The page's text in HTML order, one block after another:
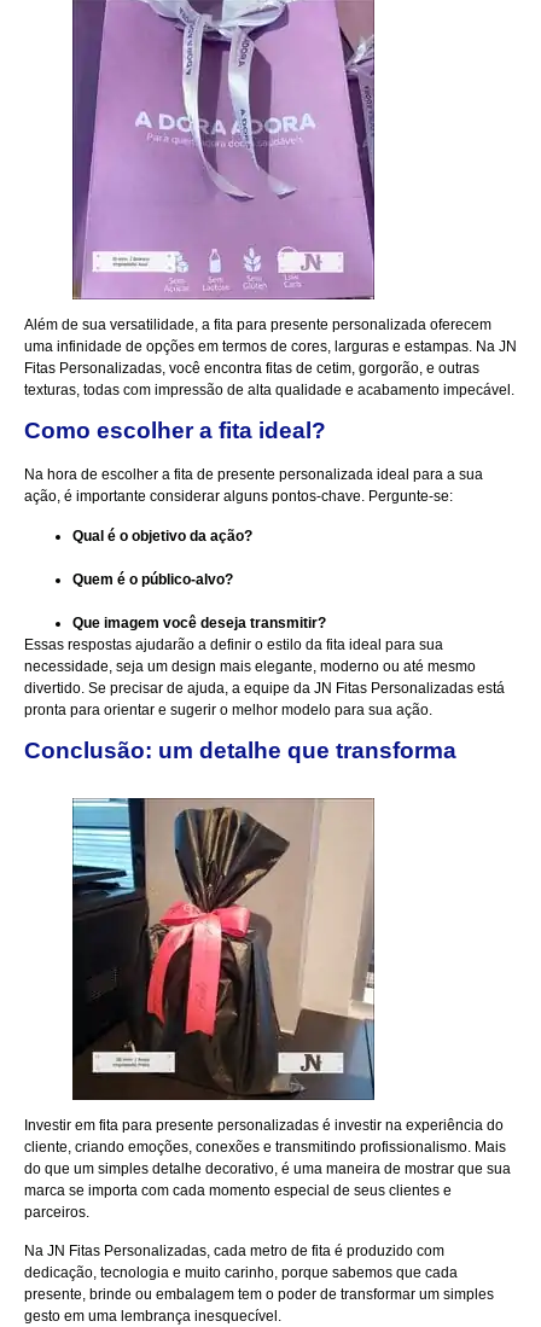
Além de sua versatilidade, a fita para presente personalizada oferecem
uma infinidade de opções em termos de cores, larguras e estampas. Na JN
Fitas Personalizadas, você encontra fitas de cetim, gorgorão, e outras
texturas, todas com impressão de alta qualidade e acabamento impecável.
Como escolher a fita ideal?
Na hora de escolher a fita de presente personalizada ideal para a sua
ação, é importante considerar alguns pontos-chave. Pergunte-se:
Qual é o objetivo da ação?
Quem é o público-alvo?
Que imagem você deseja transmitir?
Essas respostas ajudarão a definir o estilo da fita ideal para sua
necessidade, seja um design mais elegante, moderno ou até mesmo
divertido. Se precisar de ajuda, a equipe da JN Fitas Personalizadas está
pronta para orientar e sugerir o melhor modelo para sua ação.
Conclusão: um detalhe que transforma
Investir em fita para presente personalizadas é investir na experiência do
cliente, criando emoções, conexões e transmitindo profissionalismo. Mais
do que um simples detalhe decorativo, é uma maneira de mostrar que sua
marca se importa com cada momento especial de seus clientes e
parceiros.
Na JN Fitas Personalizadas, cada metro de fita é produzido com
dedicação, tecnologia e muito carinho, porque sabemos que cada
presente, brinde ou embalagem tem o poder de transformar um simples
gesto em uma lembrança inesquecível.